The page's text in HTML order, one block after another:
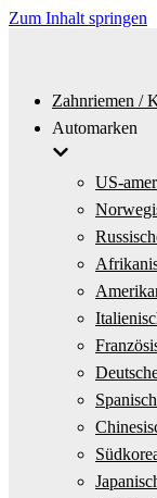
Zum Inhalt springen
Zahnriemen /
Automarken
US-